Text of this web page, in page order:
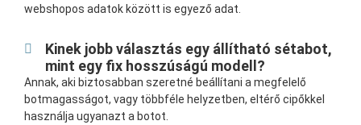
webshopos adatok között is egyező adat.
Kinek jobb választás egy állítható sétabot,
mint egy fix hosszúságú modell?
Annak, aki biztosabban szeretné beállítani a megfelelő
botmagasságot, vagy többféle helyzetben, eltérő cipőkkel
használja ugyanazt a botot.